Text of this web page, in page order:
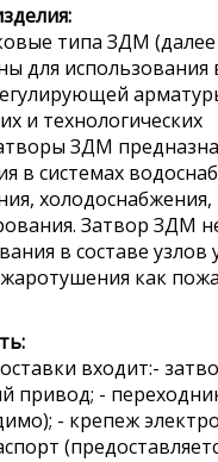
типа ЗДМ
для использования
и технологических
ЗДМ
в системах
Затвор ЗДМ
в составе узлов
как
входит:-
привод; -
- крепеж